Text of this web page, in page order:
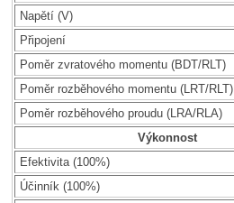
Napětí (V)
Připojení
Poměr zvratového momentu (BDT/RLT)
Poměr rozběhového momentu (LRT/RLT)
Poměr rozběhového proudu (LRA/RLA)
Výkonnost
Efektivita (100%)
Účinník (100%)